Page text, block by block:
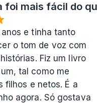
foi mais fácil do
e tinha tanto
o tom de voz com
Fiz um livro
tal como me
filhos e netos. É a
agora. Só gostava